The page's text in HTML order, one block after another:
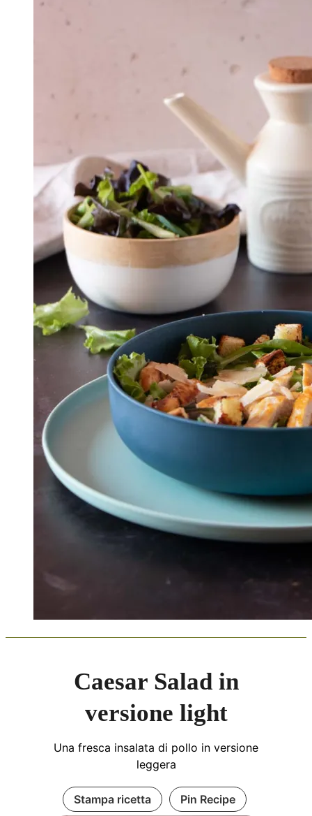
Caesar Salad in
versione light
Una fresca insalata di pollo in versione
leggera
Stampa ricetta Pin Recipe